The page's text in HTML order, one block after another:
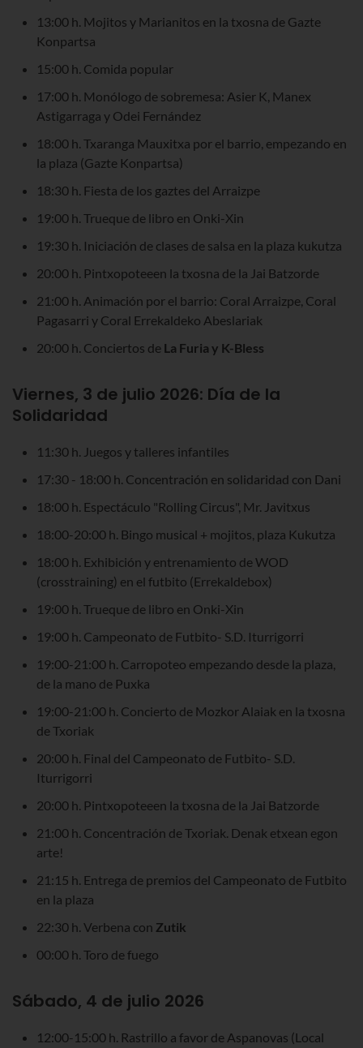
13:00 h. Mojitos y Marianitos en la txosna de Gazte
Konpartsa
15:00 h. Comida popular
17:00 h. Monólogo de sobremesa: Asier K, Manex
Astigarraga y Odei Fernández
18:00 h. Txaranga Mauxitxa por el barrio, empezando en
la plaza (Gazte Konpartsa)
18:30 h. Fiesta de los gaztes del Arraizpe
19:00 h. Trueque de libro en Onki-Xin
19:30 h. Iniciación de clases de salsa en la plaza kukutza
20:00 h. Pintxopoteeen la txosna de la Jai Batzorde
21:00 h. Animación por el barrio: Coral Arraizpe, Coral
Pagasarri y Coral Errekaldeko Abeslariak
20:00 h. Conciertos de La Furia y K-Bless
Viernes, 3 de julio 2026: Día de la
Solidaridad
11:30 h. Juegos y talleres infantiles
17:30 - 18:00 h. Concentración en solidaridad con Dani
18:00 h. Espectáculo "Rolling Circus", Mr. Javitxus
18:00-20:00 h. Bingo musical + mojitos, plaza Kukutza
18:00 h. Exhibición y entrenamiento de WOD
(crosstraining) en el futbito (Errekaldebox)
19:00 h. Trueque de libro en Onki-Xin
19:00 h. Campeonato de Futbito- S.D. Iturrigorri
19:00-21:00 h. Carropoteo empezando desde la plaza,
de la mano de Puxka
19:00-21:00 h. Concierto de Mozkor Alaiak en la txosna
de Txoriak
20:00 h. Final del Campeonato de Futbito- S.D.
Iturrigorri
20:00 h. Pintxopoteeen la txosna de la Jai Batzorde
21:00 h. Concentración de Txoriak. Denak etxean egon
arte!
21:15 h. Entrega de premios del Campeonato de Futbito
en la plaza
22:30 h. Verbena con Zutik
00:00 h. Toro de fuego
Sábado, 4 de julio 2026
12:00-15:00 h. Rastrillo a favor de Aspanovas (Local